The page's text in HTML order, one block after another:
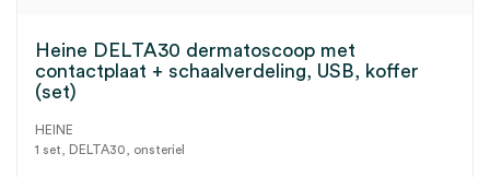
Heine DELTA30 dermatoscoop met
contactplaat + schaalverdeling, USB, koffer
(set)
HEINE
1 set, DELTA30, onsteriel